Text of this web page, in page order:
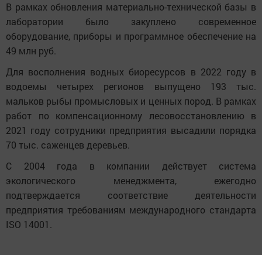
В рамках обновления материально-технической базы в
лаборатории было закуплено современное
оборудование, приборы и программное обеспечение на
49 млн руб.
Для восполнения водных биоресурсов в 2022 году в
водоемы четырех регионов выпущено 193 тыс.
мальков рыбы промысловых и ценных пород. В рамках
работ по компенсационному лесовосстановлению в
2021 году сотрудники предприятия высадили порядка
70 тыс. саженцев деревьев.
С 2004 года в компании действует система
экологического менеджмента, ежегодно
подтверждается соответствие деятельности
предприятия требованиям международного стандарта
ISO 14001.